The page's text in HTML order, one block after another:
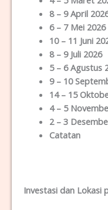
8 – 9 April
6 – 7 Mei 2026
10 – 11 Juni
8 – 9 Juli 2026
5 – 6 Agustus
9 – 10
14 – 15
4 – 5
2 – 3
Catatan
Investasi dan Lokasi